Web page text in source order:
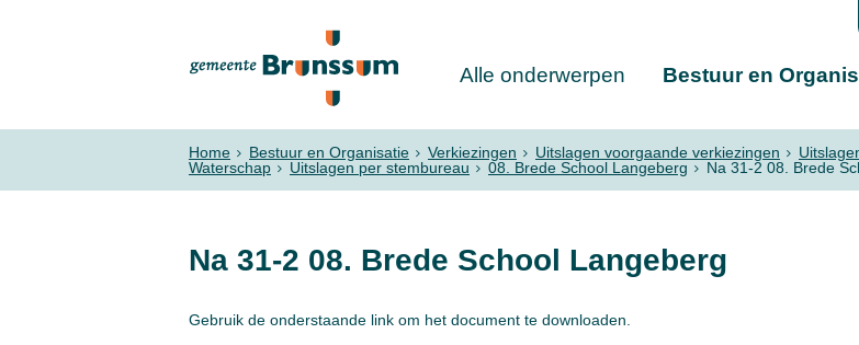
Alle onderwerpen Bestuur en
Home Bestuur en Organisatie Verkiezingen Uitslagen voorgaande verkiezingen
Waterschap
Uitslagen per stembureau 08. Brede School Langeberg Na 31-2 08. Brede
Na 31-2 08. Brede School Langeberg
Gebruik de onderstaande link om het document te downloaden.